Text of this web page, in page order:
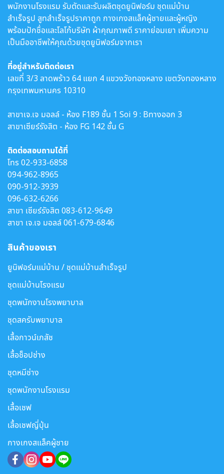
พนักงานโรงแรม รับตัดและรับผลิตชุดยูนิฟอร์ม ชุดแม่บ้าน
สำเร็จรูป สูทสำเร็จรูปราคาถูก กางเกงสแล็คผู้ชายและผู้หญิง
พร้อมปักชื่อและโลโก้บริษัท ผ้าคุณภาพดี ราคาย่อมเยา เพิ่มความ
เป็นมืออาชีพให้คุณด้วยชุดยูนิฟอร์มจากเรา
ที่อยู่สำหรับติดต่อเรา
เลขที่ 3/3 ลาดพร้าว 64 แยก 4 แขวงวังทองหลาง เขตวังทองหลาง
กรุงเทพมหานคร 10310
สาขาเจ.เจ มอลล์ - ห้อง F189 ชั้น 1 Soi 9 : Bทางออก 3
สาขาเซียร์รังสิต - ห้อง FG 142 ชั้น G
ติดต่อสอบถามได้ที่
โทร02-933-6858
094-962-8965
090-912-3939
096-632-6266
สาขา เซียร์รังสิต 083-612-9649
สาขา เจ.เจ มอลล์061-679-6846
สินค้าของเรา
ยูนิฟอร์มแม่บ้าน / ชุดแม่บ้านสำเร็จรูป
ชุดแม่บ้านโรงแรม
ชุดพนักงานโรงพยาบาล
ชุดสครับพยาบาล
เสื้อกาวน์เภสัช
เสื้อช็อปช่าง
ชุดหมีช่าง
ชุดพนักงานโรงแรม
เสื้อเชฟ
เสื้อเชฟญี่ปุ่น
กางเกงสแล็คผู้ชาย